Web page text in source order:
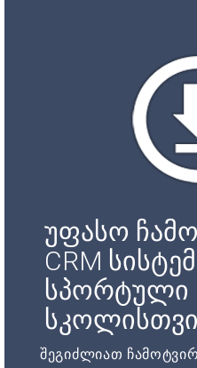
უფასო
CRM
სპორტული
შეგიძლიათ